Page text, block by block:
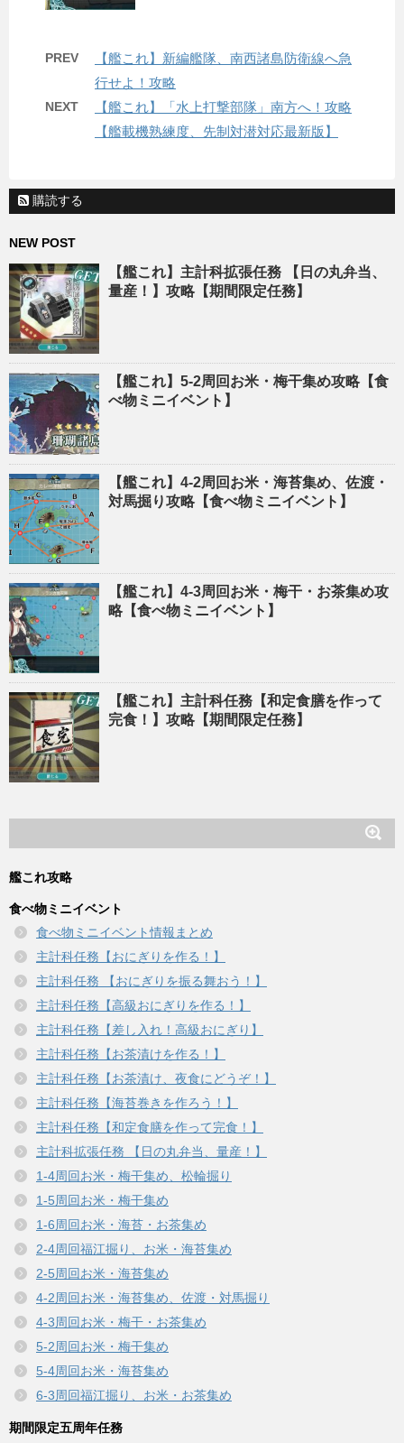
PREV
【艦これ】新編艦隊、南西諸島防衛線へ急
行せよ！攻略
NEXT
【艦これ】「水上打撃部隊」南方へ！攻略
【艦載機熟練度、先制対潜対応最新版】
購読する
NEW POST
【艦これ】主計科拡張任務 【日の丸弁当、
量産！】攻略【期間限定任務】
【艦これ】5-2周回お米・梅干集め攻略【食
べ物ミニイベント】
【艦これ】4-2周回お米・海苔集め、佐渡・
対馬掘り攻略【食べ物ミニイベント】
【艦これ】4-3周回お米・梅干・お茶集め攻
略【食べ物ミニイベント】
【艦これ】主計科任務【和定食膳を作って
完食！】攻略【期間限定任務】
艦これ攻略
食べ物ミニイベント
食べ物ミニイベント情報まとめ
主計科任務【おにぎりを作る！】
主計科任務 【おにぎりを振る舞おう！】
主計科任務【高級おにぎりを作る！】
主計科任務【差し入れ！高級おにぎり】
主計科任務【お茶漬けを作る！】
主計科任務【お茶漬け、夜食にどうぞ！】
主計科任務【海苔巻きを作ろう！】
主計科任務【和定食膳を作って完食！】
主計科拡張任務 【日の丸弁当、量産！】
1-4周回お米・梅干集め、松輪掘り
1-5周回お米・梅干集め
1-6周回お米・海苔・お茶集め
2-4周回福江掘り、お米・海苔集め
2-5周回お米・海苔集め
4-2周回お米・海苔集め、佐渡・対馬掘り
4-3周回お米・梅干・お茶集め
5-2周回お米・梅干集め
5-4周回お米・海苔集め
6-3周回福江掘り、お米・お茶集め
期間限定五周年任務